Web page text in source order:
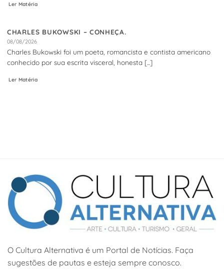
Ler Matéria
CHARLES BUKOWSKI – CONHEÇA.
08/08/2026
Charles Bukowski foi um poeta, romancista e contista americano
conhecido por sua escrita visceral, honesta [...]
Ler Matéria
O Cultura Alternativa é um Portal de Notícias. Faça
sugestões de pautas e esteja sempre conosco.